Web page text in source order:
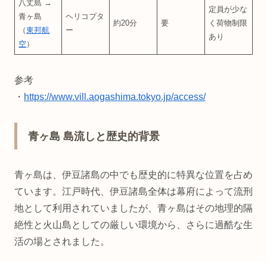
八丈島 →
青ヶ島
（東邦航
空）
ヘリコプタ
ー
約20分 要
定員が少な
く荷物制限
あり
参考
・ https://www.vill.aogashima.tokyo.jp/access/
青ヶ島 島流しと歴史的背景
青ヶ島は、伊豆諸島の中でも歴史的に特異な位置を占め
ています。江戸時代、伊豆諸島全体は幕府によって流刑
地として利用されていましたが、青ヶ島はその地理的隔
絶性と火山島としての厳しい環境から、さらに過酷な生
活の場とされました。